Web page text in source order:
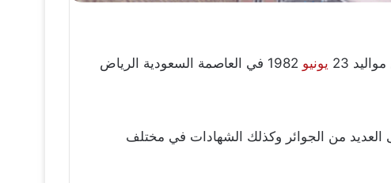
23 يونيو
1982 في العاصمة السعودية الرياض
العديد من الجوائر وكذلك الشهادات في مختلف